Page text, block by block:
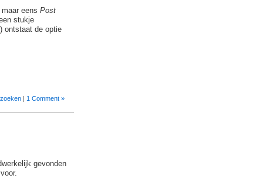
eens Post
stukje
) ontstaat de optie
zoeken | 1 Comment »
gevonden